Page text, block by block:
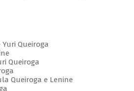
Queiroga
Queiroga
Queiroga e Lenine